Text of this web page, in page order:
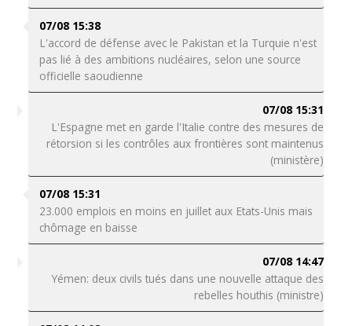
07/08 15:38
L'accord de défense avec le Pakistan et la Turquie n'est
pas lié à des ambitions nucléaires, selon une source
officielle saoudienne
07/08 15:31
L'Espagne met en garde l'Italie contre des mesures de
rétorsion si les contrôles aux frontières sont maintenus
(ministère)
07/08 15:31
23.000 emplois en moins en juillet aux Etats-Unis mais
chômage en baisse
07/08 14:47
Yémen: deux civils tués dans une nouvelle attaque des
rebelles houthis (ministre)